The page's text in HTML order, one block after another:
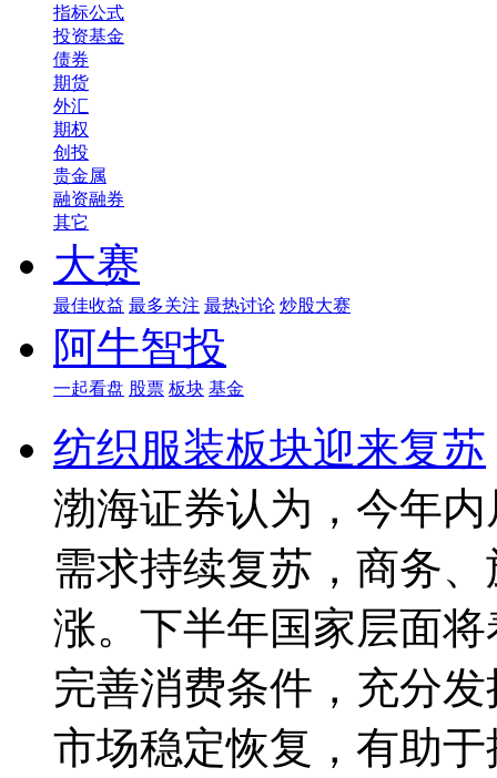
指标公式
投资基金
债券
期货
外汇
期权
创投
贵金属
融资融券
其它
大赛
最佳收益 最多关注 最热讨论 炒股大赛
阿牛智投
一起看盘 股票 板块 基金
纺织服装板块迎来复苏
渤海证券认为，今年
需求持续复苏，商务
涨。下半年国家层面
完善消费条件，充分
市场稳定恢复，有助